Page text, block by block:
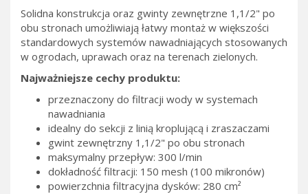
Solidna konstrukcja oraz gwinty zewnętrzne 1,1/2" po
obu stronach umożliwiają łatwy montaż w większości
standardowych systemów nawadniających stosowanych
w ogrodach, uprawach oraz na terenach zielonych.
Najważniejsze cechy produktu:
przeznaczony do filtracji wody w systemach
nawadniania
idealny do sekcji z linią kroplującą i zraszaczami
gwint zewnętrzny 1,1/2" po obu stronach
maksymalny przepływ: 300 l/min
dokładność filtracji: 150 mesh (100 mikronów)
powierzchnia filtracyjna dysków: 280 cm²